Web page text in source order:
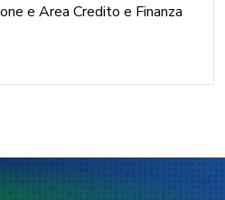
e Area Credito e Finanza